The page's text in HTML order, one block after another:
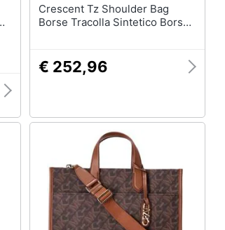
Crescent Tz Shoulder Bag
Borse Tracolla Sintetico Borse
€ 252,96